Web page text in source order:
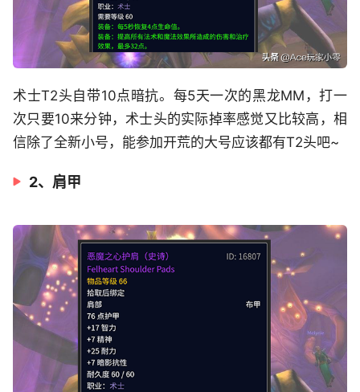
术士T2头自带10点暗抗。每5天一次的黑龙MM，打一
次只要10来分钟，术士头的实际掉率感觉又比较高，相
信除了全新小号，能参加开荒的大号应该都有T2头吧~
2、肩甲